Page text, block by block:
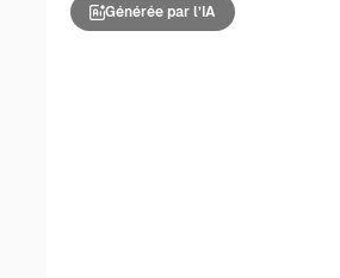
Générée par l’IA